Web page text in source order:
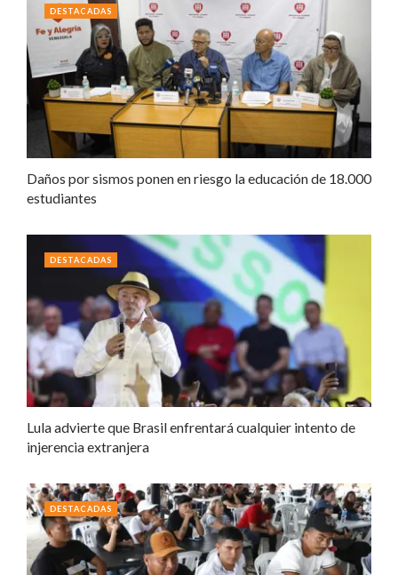
Daños por sismos ponen en riesgo la educación de 18.000
estudiantes
DESTACADAS
Lula advierte que Brasil enfrentará cualquier intento de
injerencia extranjera
DESTACADAS
DESTACADAS